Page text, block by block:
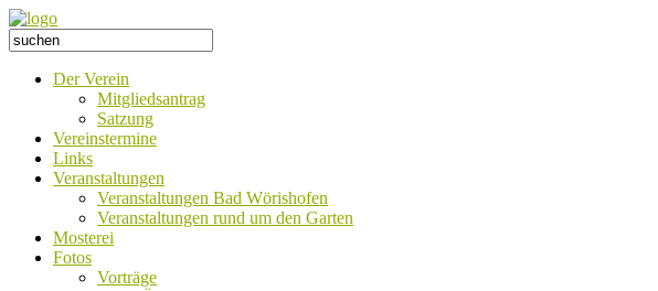
Der Verein
Mitgliedsantrag
Satzung
Vereinstermine
Links
Veranstaltungen
Veranstaltungen Bad Wörishofen
Veranstaltungen rund um den Garten
Mosterei
Fotos
Vorträge